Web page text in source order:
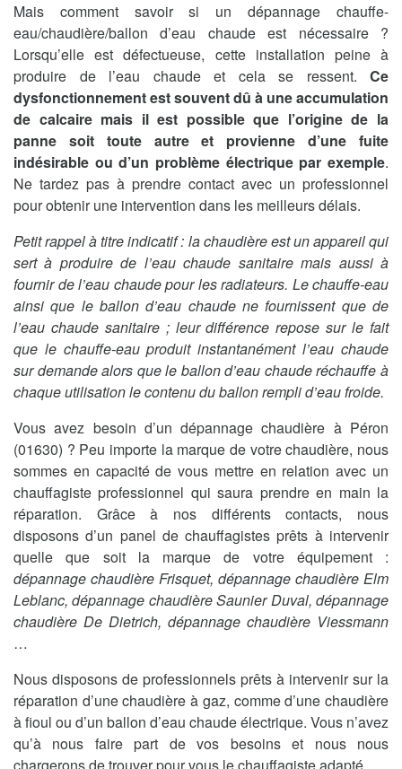
Mais comment savoir si un dépannage chauffe-
eau/chaudière/ballon d’eau chaude est nécessaire ?
Lorsqu’elle est défectueuse, cette installation peine à
produire de l’eau chaude et cela se ressent. Ce
dysfonctionnement est souvent dû à une accumulation
de calcaire mais il est possible que l’origine de la
panne soit toute autre et provienne d’une fuite
indésirable ou d’un problème électrique par exemple.
Ne tardez pas à prendre contact avec un professionnel
pour obtenir une intervention dans les meilleurs délais.
Petit rappel à titre indicatif : la chaudière est un appareil qui
sert à produire de l’eau chaude sanitaire mais aussi à
fournir de l’eau chaude pour les radiateurs. Le chauffe-eau
ainsi que le ballon d’eau chaude ne fournissent que de
l’eau chaude sanitaire ; leur différence repose sur le fait
que le chauffe-eau produit instantanément l’eau chaude
sur demande alors que le ballon d’eau chaude réchauffe à
chaque utilisation le contenu du ballon rempli d’eau froide.
Vous avez besoin d’un dépannage chaudière à Péron
(01630) ? Peu importe la marque de votre chaudière, nous
sommes en capacité de vous mettre en relation avec un
chauffagiste professionnel qui saura prendre en main la
réparation. Grâce à nos différents contacts, nous
disposons d’un panel de chauffagistes prêts à intervenir
quelle que soit la marque de votre équipement :
dépannage chaudière Frisquet, dépannage chaudière Elm
Leblanc, dépannage chaudière Saunier Duval, dépannage
chaudière De Dietrich, dépannage chaudière Viessmann
…
Nous disposons de professionnels prêts à intervenir sur la
réparation d’une chaudière à gaz, comme d’une chaudière
à fioul ou d’un ballon d’eau chaude électrique. Vous n’avez
qu’à nous faire part de vos besoins et nous nous